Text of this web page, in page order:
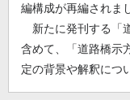
編構成が再編されま
新たに発刊する「
含めて、「道路橋示
定の背景や解釈につ